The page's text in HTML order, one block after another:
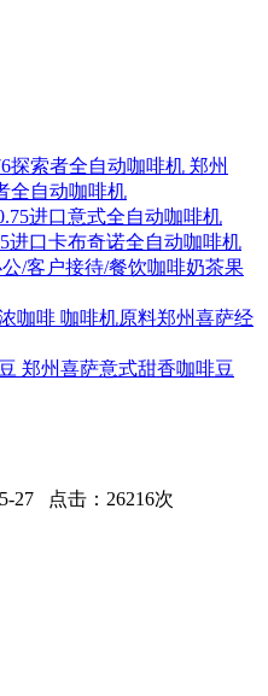
郑州
全自动咖啡机
进口卡布奇诺全自动咖啡机
公/客户接待/餐饮咖啡奶茶果
咖啡机原料郑州喜萨经
郑州喜萨意式甜香咖啡豆
27 点击：26216次